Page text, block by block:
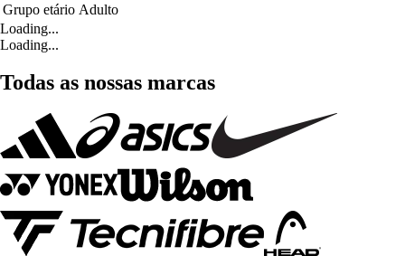
Grupo etário Adulto
Loading...
Loading...
Todas as nossas marcas